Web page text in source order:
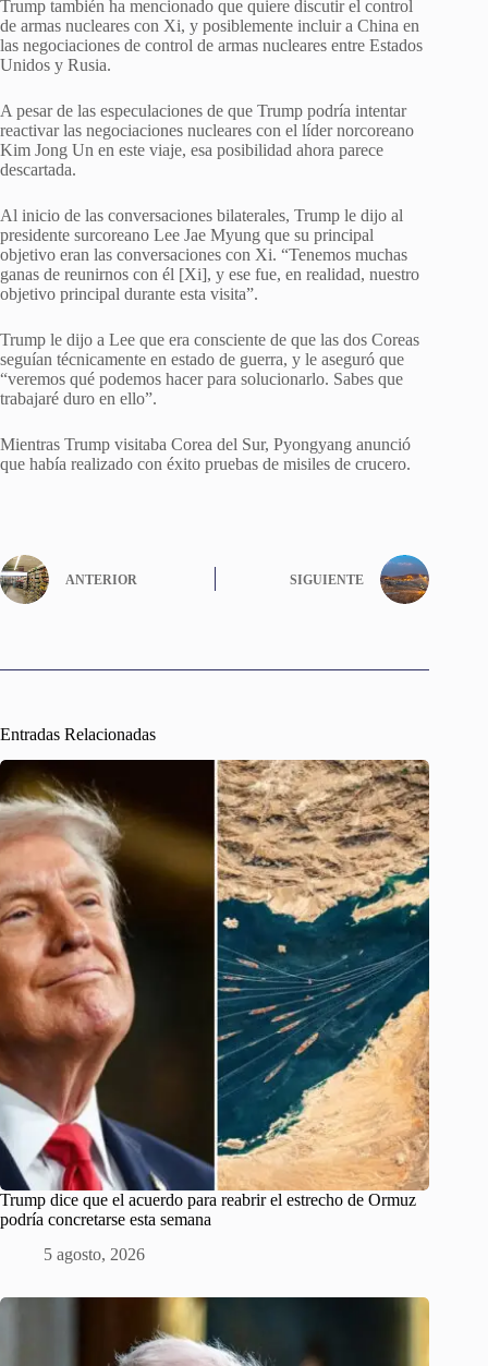
Trump también ha mencionado que quiere discutir el control
de armas nucleares con Xi, y posiblemente incluir a China en
las negociaciones de control de armas nucleares entre Estados
Unidos y Rusia.
A pesar de las especulaciones de que Trump podría intentar
reactivar las negociaciones nucleares con el líder norcoreano
Kim Jong Un en este viaje, esa posibilidad ahora parece
descartada.
Al inicio de las conversaciones bilaterales, Trump le dijo al
presidente surcoreano Lee Jae Myung que su principal
objetivo eran las conversaciones con Xi. “Tenemos muchas
ganas de reunirnos con él [Xi], y ese fue, en realidad, nuestro
objetivo principal durante esta visita”.
Trump le dijo a Lee que era consciente de que las dos Coreas
seguían técnicamente en estado de guerra, y le aseguró que
“veremos qué podemos hacer para solucionarlo. Sabes que
trabajaré duro en ello”.
Mientras Trump visitaba Corea del Sur, Pyongyang anunció
que había realizado con éxito pruebas de misiles de crucero.
ANTERIOR SIGUIENTE
Entradas Relacionadas
Trump dice que el acuerdo para reabrir el estrecho de Ormuz
podría concretarse esta semana
5 agosto, 2026